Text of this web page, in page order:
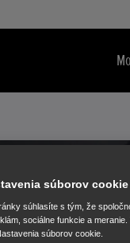
súborov cookie
súhlasíte s tým, že
sociálne funkcie a
súborov cookie.